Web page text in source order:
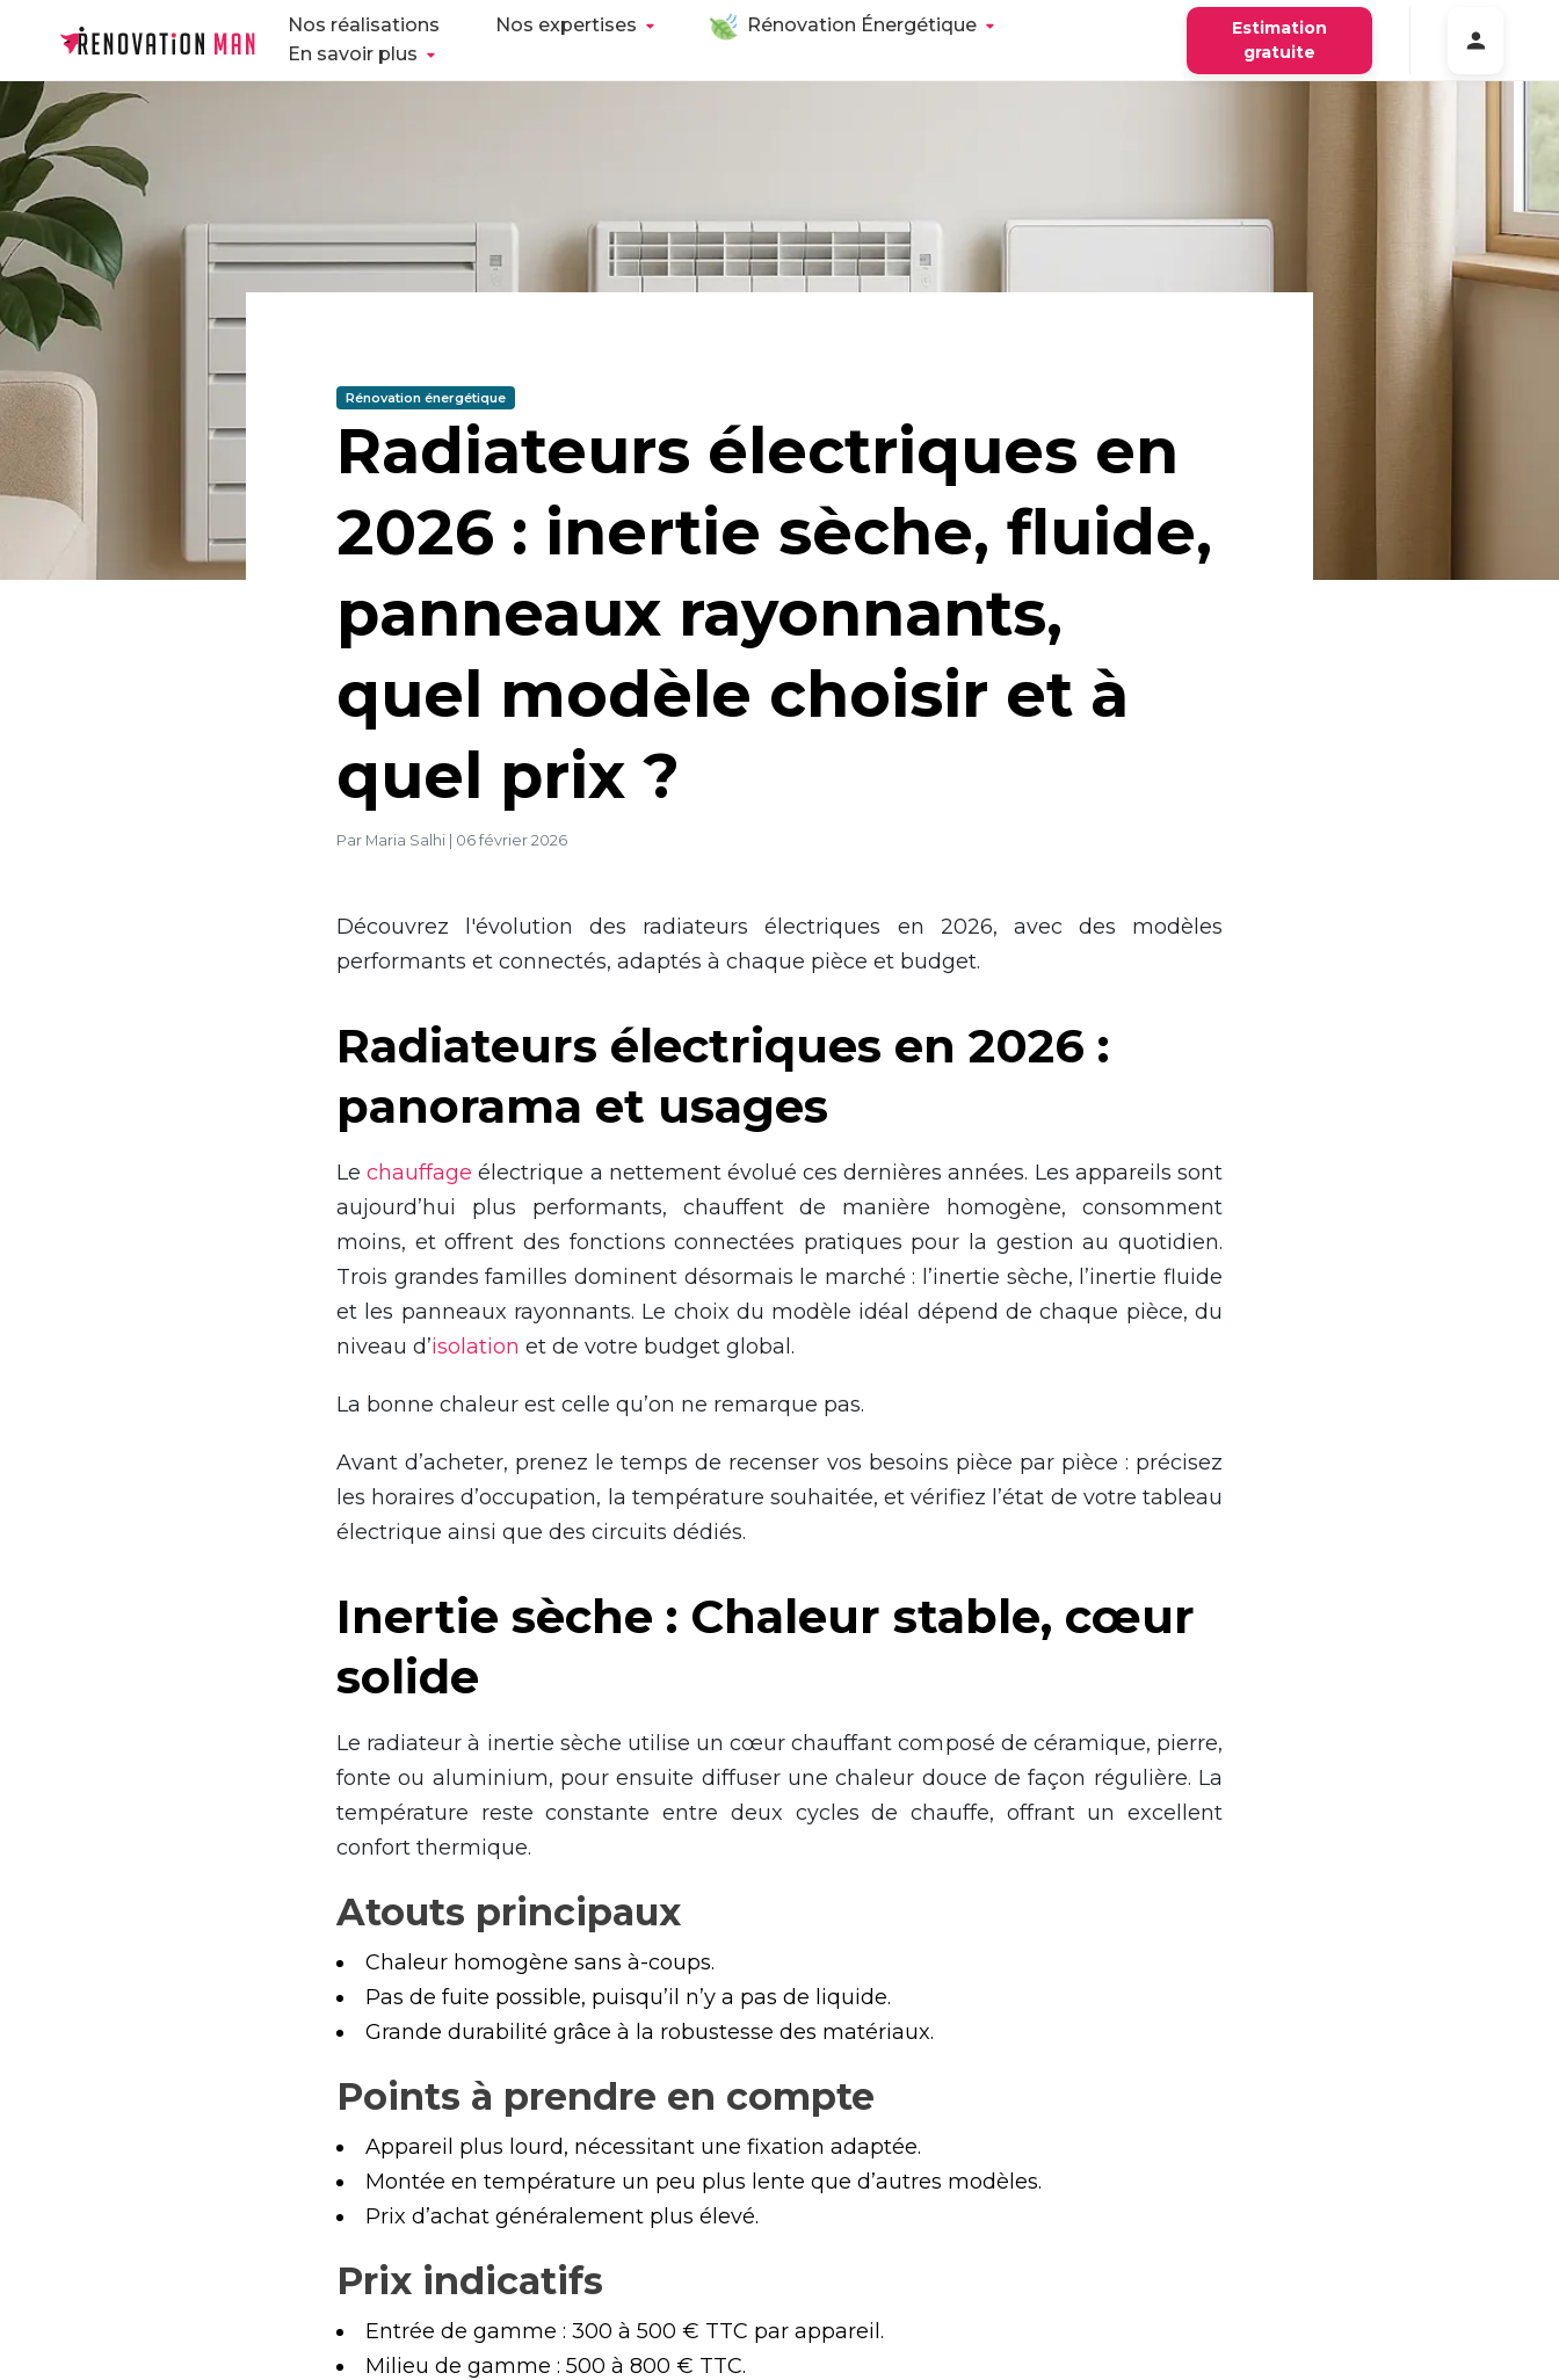
Nos réalisations Nos expertises
Rénovation Énergétique
En savoir plus
Estimation
gratuite
Rénovation énergétique
Radiateurs électriques en
2026 : inertie sèche, fluide,
panneaux rayonnants,
quel modèle choisir et à
quel prix ?
Par Maria Salhi 06 février 2026
Découvrez l'évolution des radiateurs électriques en 2026, avec des modèles
performants et connectés, adaptés à chaque pièce et budget.
Radiateurs électriques en 2026 :
panorama et usages
Lechauffage électrique a nettement évolué ces dernières années. Les appareils sont
aujourd’hui plus performants, chauffent de manière homogène, consomment
moins, et offrent des fonctions connectées pratiques pour la gestion au quotidien.
Trois grandes familles dominent désormais le marché : l’inertie sèche, l’inertie fluide
et les panneaux rayonnants. Le choix du modèle idéal dépend de chaque pièce, du
niveau d’isolation et de votre budget global.
La bonne chaleur est celle qu’on ne remarque pas.
Avant d’acheter, prenez le temps de recenser vos besoins pièce par pièce : précisez
les horaires d’occupation, la température souhaitée, et vérifiez l’état de votre tableau
électrique ainsi que des circuits dédiés.
Inertie sèche : Chaleur stable, cœur
solide
Le radiateur à inertie sèche utilise un cœur chauffant composé de céramique, pierre,
fonte ou aluminium, pour ensuite diffuser une chaleur douce de façon régulière. La
température reste constante entre deux cycles de chauffe, offrant un excellent
confort thermique.
Atouts principaux
Chaleur homogène sans à-coups.
Pas de fuite possible, puisqu’il n’y a pas de liquide.
Grande durabilité grâce à la robustesse des matériaux.
Points à prendre en compte
Appareil plus lourd, nécessitant une fixation adaptée.
Montée en température un peu plus lente que d’autres modèles.
Prix d’achat généralement plus élevé.
Prix indicatifs
Entrée de gamme : 300 à 500 € TTC par appareil.
Milieu de gamme : 500 à 800 € TTC.